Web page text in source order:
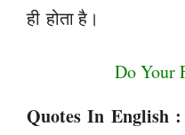
ही होता है।
Do Your
Quotes In English :